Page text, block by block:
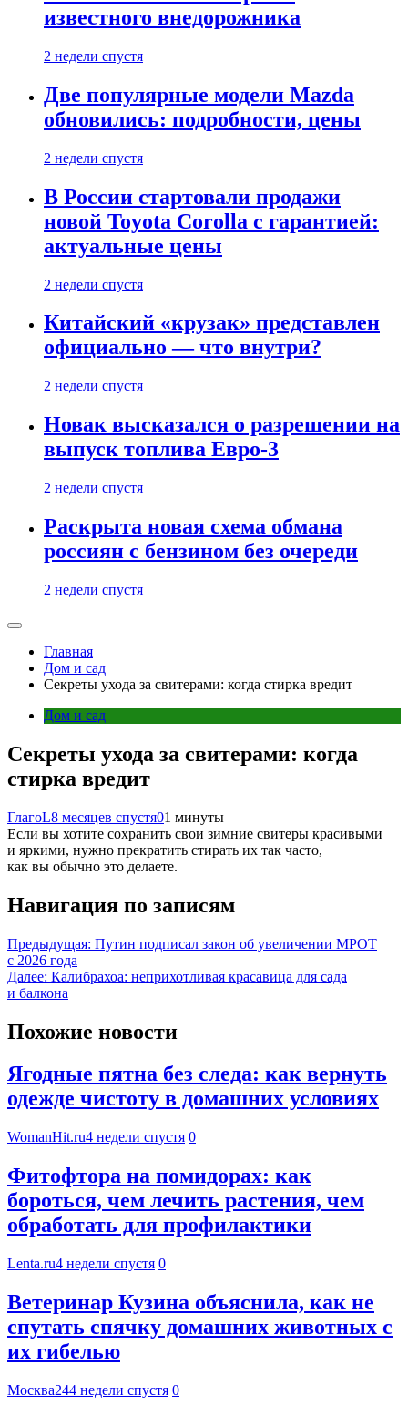
известного внедорожника
2 недели спустя
Две популярные модели Mazda
обновились: подробности, цены
2 недели спустя
В России стартовали продажи
новой Toyota Corolla с гарантией:
актуальные цены
2 недели спустя
Китайский «крузак» представлен
официально — что внутри?
2 недели спустя
Новак высказался о разрешении на
выпуск топлива Евро-3
2 недели спустя
Раскрыта новая схема обмана
россиян с бензином без очереди
2 недели спустя
Главная
Дом и сад
Секреты ухода за свитерами: когда стирка вредит
Дом и сад
Секреты ухода за свитерами: когда
стирка вредит
ГлагоL8 месяцев спустя01 минуты
Если вы хотите сохранить свои зимние свитеры красивыми
и яркими, нужно прекратить стирать их так часто,
как вы обычно это делаете.
Навигация по записям
Предыдущая: Путин подписал закон об увеличении МРОТ
с 2026 года
Далее: Калибрахоа: неприхотливая красавица для сада
и балкона
Похожие новости
Ягодные пятна без следа: как вернуть
одежде чистоту в домашних условиях
WomanHit.ru4 недели спустя 0
Фитофтора на помидорах: как
бороться, чем лечить растения, чем
обработать для профилактики
Lenta.ru4 недели спустя 0
Ветеринар Кузина объяснила, как не
спутать спячку домашних животных с
их гибелью
Москва244 недели спустя 0